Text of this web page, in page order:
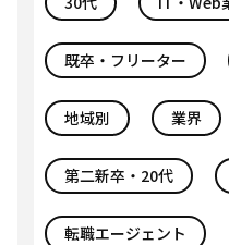
既卒・フリーター
地域別 業界
第二新卒・20代
転職エージェント